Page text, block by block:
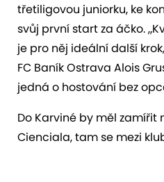
třetiligovou juniorku, ke
svůj první start za áčko.
je pro něj ideální další
FC Baník Ostrava Alois
jedná o hostování bez
Do Karviné by měl zamířit
Cienciala, tam se mezi